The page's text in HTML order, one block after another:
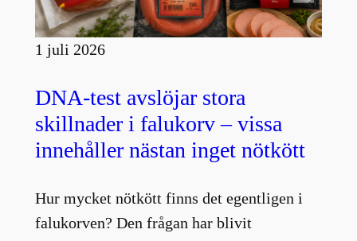
1 juli 2026
DNA-test avslöjar stora
skillnader i falukorv – vissa
innehåller nästan inget nötkött
Hur mycket nötkött finns det egentligen i
falukorven? Den frågan har blivit